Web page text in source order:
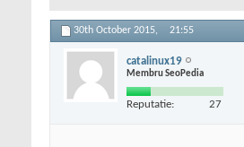
30th October 2015, 21:55
catalinux19
Membru SeoPedia
Reputatie: 27